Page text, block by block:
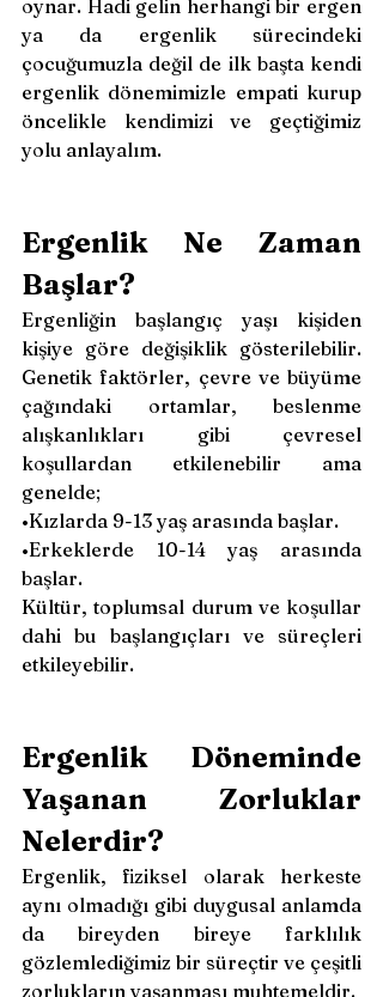
oynar. Hadi gelin herhangi bir ergen
ya da ergenlik sürecindeki
çocuğumuzla değil de ilk başta kendi
ergenlik dönemimizle empati kurup
öncelikle kendimizi ve geçtiğimiz
yolu anlayalım.
Ergenlik Ne Zaman
Başlar?
Ergenliğin başlangıç yaşı kişiden
kişiye göre değişiklik gösterilebilir.
Genetik faktörler, çevre ve büyüme
çağındaki ortamlar, beslenme
alışkanlıkları gibi çevresel
koşullardan etkilenebilir ama
genelde;
•Kızlarda 9-13 yaş arasında başlar.
•Erkeklerde 10-14 yaş arasında
başlar.
Kültür, toplumsal durum ve koşullar
dahi bu başlangıçları ve süreçleri
etkileyebilir.
Ergenlik Döneminde
Yaşanan Zorluklar
Nelerdir?
Ergenlik, fiziksel olarak herkeste
aynı olmadığı gibi duygusal anlamda
da bireyden bireye farklılık
gözlemlediğimiz bir süreçtir ve çeşitli
zorlukların yaşanması muhtemeldir.